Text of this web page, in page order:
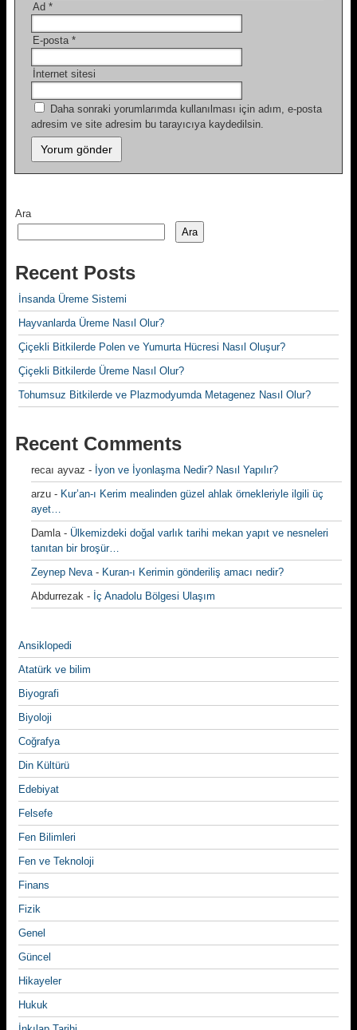
Ad *
E-posta *
İnternet sitesi
Daha sonraki yorumlarımda kullanılması için adım, e-posta
adresim ve site adresim bu tarayıcıya kaydedilsin.
Ara
Ara
Recent Posts
İnsanda Üreme Sistemi
Hayvanlarda Üreme Nasıl Olur?
Çiçekli Bitkilerde Polen ve Yumurta Hücresi Nasıl Oluşur?
Çiçekli Bitkilerde Üreme Nasıl Olur?
Tohumsuz Bitkilerde ve Plazmodyumda Metagenez Nasıl Olur?
Recent Comments
recaı ayvaz - İyon ve İyonlaşma Nedir? Nasıl Yapılır?
arzu - Kur’an-ı Kerim mealinden güzel ahlak örnekleriyle ilgili üç
ayet…
Damla- Ülkemizdeki doğal varlık tarihi mekan yapıt ve nesneleri
tanıtan bir broşür…
Zeynep Neva- Kuran-ı Kerimin gönderiliş amacı nedir?
Abdurrezak - İç Anadolu Bölgesi Ulaşım
Ansiklopedi
Atatürk ve bilim
Biyografi
Biyoloji
Coğrafya
Din Kültürü
Edebiyat
Felsefe
Fen Bilimleri
Fen ve Teknoloji
Finans
Fizik
Genel
Güncel
Hikayeler
Hukuk